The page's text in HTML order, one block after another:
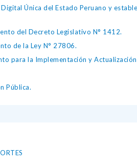
Única del Estado Peruano y
del Decreto Legislativo N° 1412.
de la Ley N° 27806.
para la Implementación y
Pública.